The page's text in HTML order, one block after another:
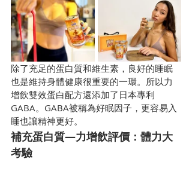
除了充足的蛋白質和維生素，良好的睡眠
也是維持身體健康很重要的一環。所以力
增飲雙效蛋白配方還添加了日本專利
GABA。GABA被稱為好眠因子，更容易入
睡也讓精神更好。
補充蛋白質—力增飲評價：體力大
考驗